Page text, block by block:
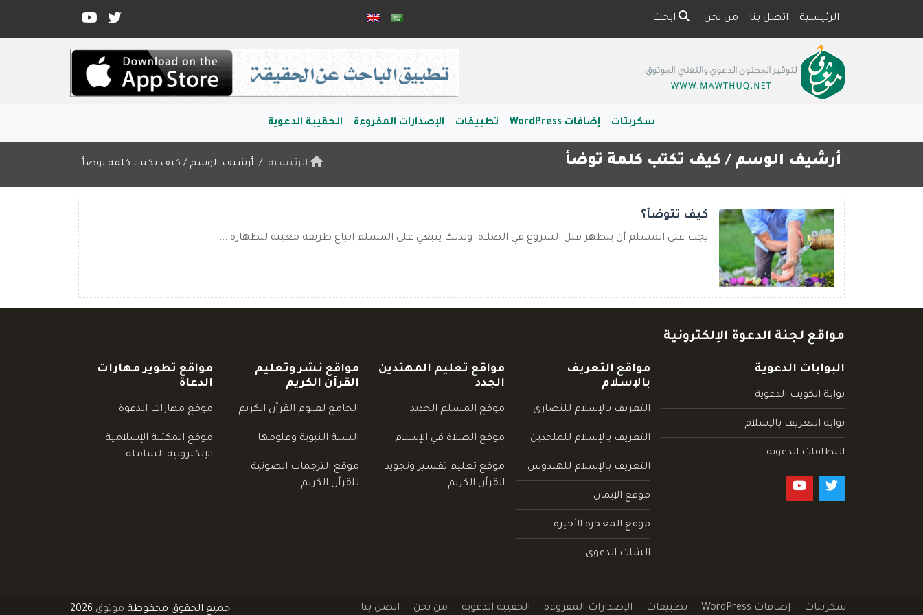
الرئيسية اتصل بنا من نحن ابحث
سكربتات إضافات WordPress تطبيقات الإصدارات المقروءة الحقيبة الدعوية
أرشيف الوسم / كيف تكتب كلمة توضأ الرئيسية أرشيف الوسم / كيف تكتب كلمة توضأ
كيف تتوضأ؟
يجب على المسلم أن يتطهر قبل الشروع في الصلاة. ولذلك ينبغي على المسلم اتباع طريقة معينة للطهارة ...
مواقع لجنة الدعوة الإلكترونية
البوابات الدعوية
بوابة الكويت الدعوية
بوابة التعريف بالإسلام
البطاقات الدعوية
مواقع التعريف
بالإسلام
التعريف بالإسلام للنصارى
التعريف بالإسلام للملحدين
التعريف بالإسلام للهندوس
موقع الإيمان
موقع المعجزة الأخيرة
الشات الدعوي
مواقع تعليم المهتدين
الجدد
موقع المسلم الجديد
موقع الصلاة في الإسلام
موقع تعليم تفسير وتجويد
القرآن الكريم
مواقع نشر وتعليم
القرآن الكريم
الجامع لعلوم القرآن الكريم
السنة النبوية وعلومها
موقع الترجمات الصوتية
للقرآن الكريم
مواقع تطوير مهارات
الدعاة
موقع مهارات الدعوة
موقع المكتبة الإسلامية
الإلكترونية الشاملة
سكربتات إضافات WordPress تطبيقات الإصدارات المقروءة الحقيبة الدعوية من نحن اتصل بنا جميع الحقوق محفوظة موثوق